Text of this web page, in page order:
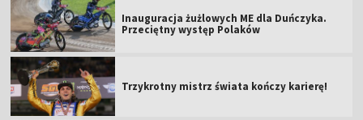
Inauguracja żużlowych ME dla Duńczyka.
Przeciętny występ Polaków
Trzykrotny mistrz świata kończy karierę!